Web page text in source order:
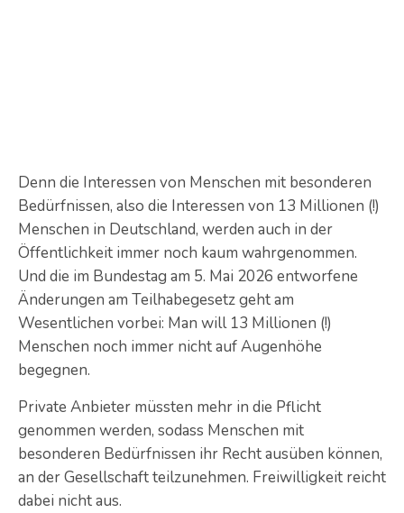
Denn die Interessen von Menschen mit besonderen
Bedürfnissen, also die Interessen von 13 Millionen (!)
Menschen in Deutschland, werden auch in der
Öffentlichkeit immer noch kaum wahrgenommen.
Und die im Bundestag am 5. Mai 2026 entworfene
Änderungen am Teilhabegesetz geht am
Wesentlichen vorbei: Man will 13 Millionen (!)
Menschen noch immer nicht auf Augenhöhe
begegnen.
Private Anbieter müssten mehr in die Pflicht
genommen werden, sodass Menschen mit
besonderen Bedürfnissen ihr Recht ausüben können,
an der Gesellschaft teilzunehmen. Freiwilligkeit reicht
dabei nicht aus.